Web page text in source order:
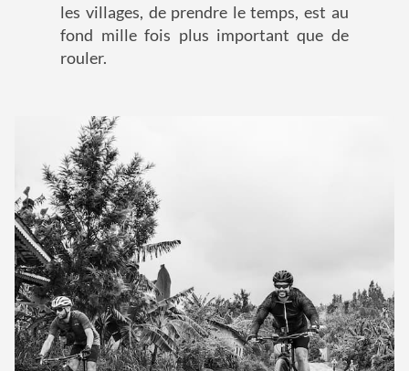
les villages, de prendre le temps, est au
fond mille fois plus important que de
rouler.